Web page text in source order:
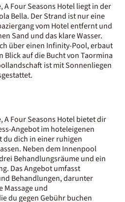
A Four Seasons Hotel liegt in der
Bella. Der Strand ist nur eine
vom Hotel entfernt und
Sand und das klare Wasser.
über einen Infinity-Pool, erbaut
Blick auf die Bucht von Taormina
ist mit Sonnenliegen
A Four Seasons Hotel bietet dir
Angebot im hoteleigenen
du dich in einer ruhigen
Neben dem Innenpool
Behandlungsräume und ein
Das Angebot umfasst
Behandlungen, darunter
Massage und
du gegen Gebühr buchen